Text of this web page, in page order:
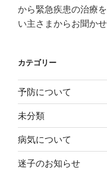
から緊急疾患の治療
い主さまからお聞かせ
カテゴリー
予防について
未分類
病気について
迷子のお知らせ